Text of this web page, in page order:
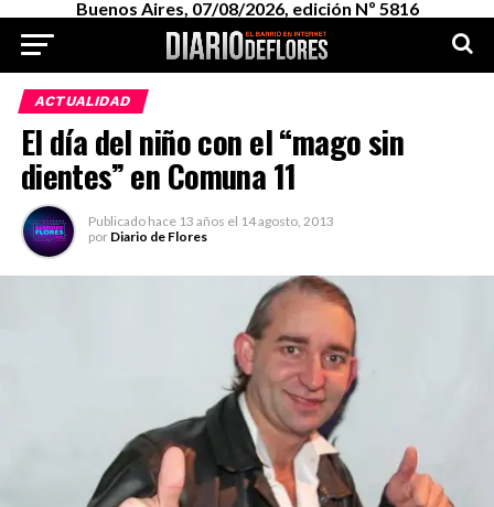
Buenos Aires, 07/08/2026, edición Nº 5816
ACTUALIDAD
El día del niño con el “mago sin
dientes” en Comuna 11
Publicado hace 13 años el 14 agosto, 2013
por Diario de Flores